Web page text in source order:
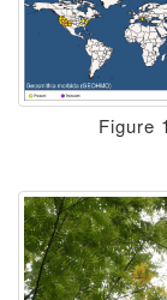
Figure 1